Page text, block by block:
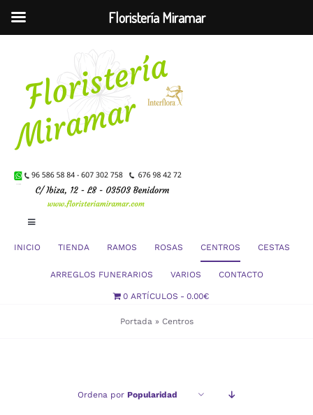
contenido
Toggle
Politica de privacidad
INICIO TIENDA RAMOS ROSAS CENTROS CESTAS
ARREGLOS FUNERARIOS VARIOS CONTACTO
0 ARTÍCULOS 0.00€
Portada » Centros
Ordena por Popularidad
Floristería Miramar